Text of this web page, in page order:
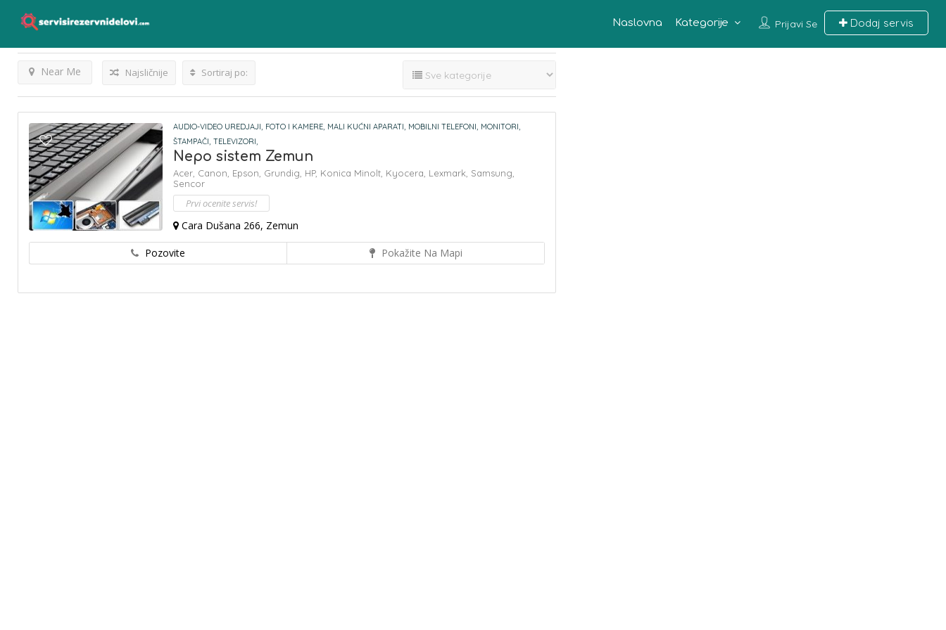
Prijavi Se Dodaj servis
Naslovna Kategorije
Rezultati ZaLexmark
Near Me Najsličnije Sortiraj po:
AUDIO-VIDEO UREDJAJI, FOTO I KAMERE, MALI KUĆNI APARATI, MOBILNI TELEFONI, MONITORI,
ŠTAMPAČI, TELEVIZORI,
Nepo sistem Zemun
Acer, Canon, Epson, Grundig, HP, Konica Minolt, Kyocera, Lexmark, Samsung,
Sencor
Prvi ocenite servis!
Cara Dušana 266, Zemun
Pozovite Pokažite Na Mapi